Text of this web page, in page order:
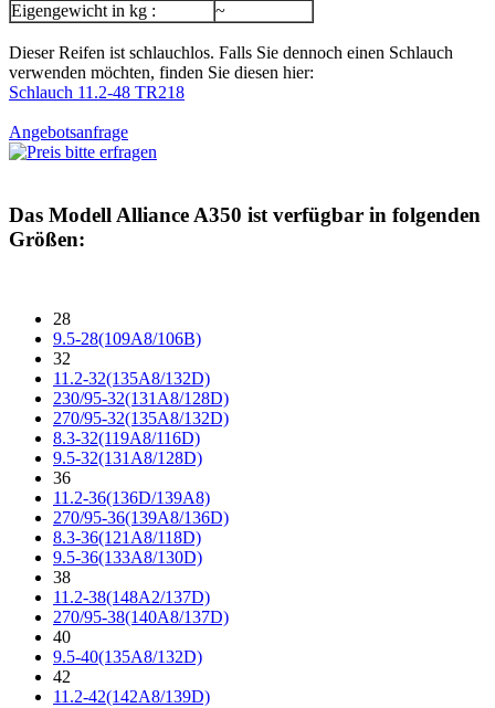
Eigengewicht in kg :
~
Dieser Reifen ist schlauchlos. Falls Sie dennoch einen Schlauch
verwenden möchten, finden Sie diesen hier:
Schlauch 11.2-48 TR218
Angebotsanfrage
Das Modell Alliance A350 ist verfügbar in folgenden
Größen:
28
9.5-28(109A8/106B)
32
11.2-32(135A8/132D)
230/95-32(131A8/128D)
270/95-32(135A8/132D)
8.3-32(119A8/116D)
9.5-32(131A8/128D)
36
11.2-36(136D/139A8)
270/95-36(139A8/136D)
8.3-36(121A8/118D)
9.5-36(133A8/130D)
38
11.2-38(148A2/137D)
270/95-38(140A8/137D)
40
9.5-40(135A8/132D)
42
11.2-42(142A8/139D)